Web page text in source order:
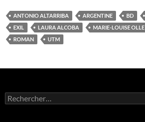
ANTONIO ALTARRIBA ARGENTINE BD
EXIL
LAURA ALCOBA MARIE-LOUISE OLLE
ROMAN
UTM
Rechercher :